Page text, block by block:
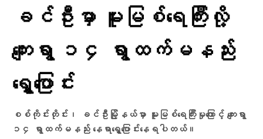
ခင်ဦးမှာ မူးမြစ်ရေကြီးလို့
ကျေးရွာ ၁၄ ရွာထက်မနည်း
ရွှေ့ပြောင်း
စစ်ကိုင်းတိုင်း၊ ခင်ဦးမြို့နယ်မှာ မူးမြစ်ရေကြီးမှုကြောင့် ကျေးရွာ
၁၄ ရွာထက်မနည်း နေရာရွှေ့ပြောင်းနေရပါတယ်။